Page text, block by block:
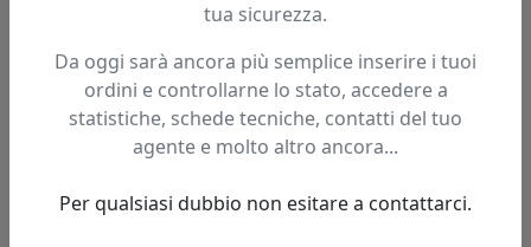
Hai trovato questo prodotto ad un prezzo più basso?
Fai una segnalazione
Confronta con articoli simili
tua sicurezza.
Da oggi sarà ancora più semplice inserire i tuoi
ordini e controllarne lo stato, accedere a
statistiche, schede tecniche, contatti del tuo
agente e molto altro ancora...
Per qualsiasi dubbio non esitare a contattarci.